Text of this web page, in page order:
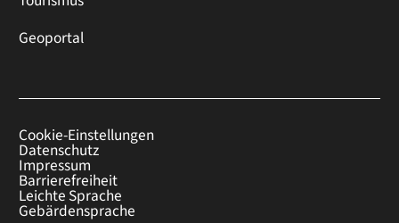
Geoportal
Cookie-Einstellungen
Datenschutz
Impressum
Barrierefreiheit
Leichte Sprache
Gebärdensprache